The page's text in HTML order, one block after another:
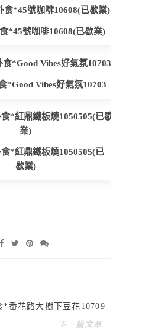
*45號咖啡10608(已歇業)
*Good Vibes好氣氛10703
*紅鼎鐵板燒1050505(已
歇業)
番花路大樹下豆花10709
下一篇文章 →